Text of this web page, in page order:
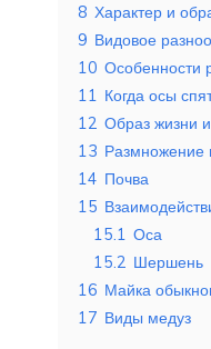
8 Характер и
9 Видовое
10 Особенности
11 Когда осы
12 Образ жизни
13
14 Почва
15
15.1 Оса
15.2 Шершень
16 Майка
17 Виды медуз